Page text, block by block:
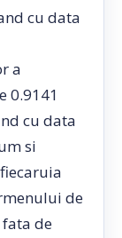
cu data
a
0.9141
cu data
si
de
fata de